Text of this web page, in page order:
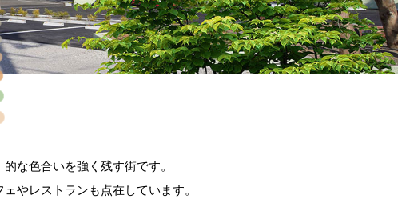
な色合いを強く残す街です。
やレストランも点在しています。